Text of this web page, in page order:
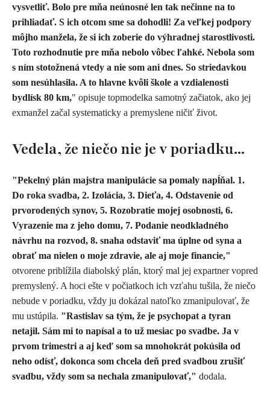
vysvetliť. Bolo pre mňa neúnosné len tak nečinne na to
prihliadať. S ich otcom sme sa dohodli! Za veľkej podpory
môjho manžela, že si ich zoberie do výhradnej starostlivosti.
Toto rozhodnutie pre mňa nebolo vôbec ľahké. Nebola som
s ním stotožnená vtedy a nie som ani dnes. So striedavkou
som nesúhlasila. A to hlavne kvôli škole a vzdialenosti
bydlísk 80 km," opisuje topmodelka samotný začiatok, ako jej
exmanžel začal systematicky a premyslene ničiť život.
Vedela, že niečo nie je v poriadku...
"Pekelný plán majstra manipulácie sa pomaly napĺňal. 1.
Do roka svadba, 2. Izolácia, 3. Dieťa, 4. Odstavenie od
prvorodených synov, 5. Rozobratie mojej osobnosti, 6.
Vyrazenie ma z jeho domu, 7. Podanie neodkladného
návrhu na rozvod, 8. snaha odstaviť ma úplne od syna a
obrať ma nielen o moje zdravie, ale aj moje financie,"
otvorene priblížila diabolský plán, ktorý mal jej expartner vopred
premyslený. A hoci ešte v počiatkoch ich vzťahu tušila, že niečo
nebude v poriadku, vždy ju dokázal natoľko zmanipulovať, že
mu ustúpila. "Rastislav sa tým, že je psychopat a tyran
netajil. Sám mi to napísal a to už mesiac po svadbe. Ja v
prvom trimestri a aj keď som sa mnohokrát pokúsila od
neho odísť, dokonca som chcela deň pred svadbou zrušiť
svadbu, vždy som sa nechala zmanipulovať," dodala.